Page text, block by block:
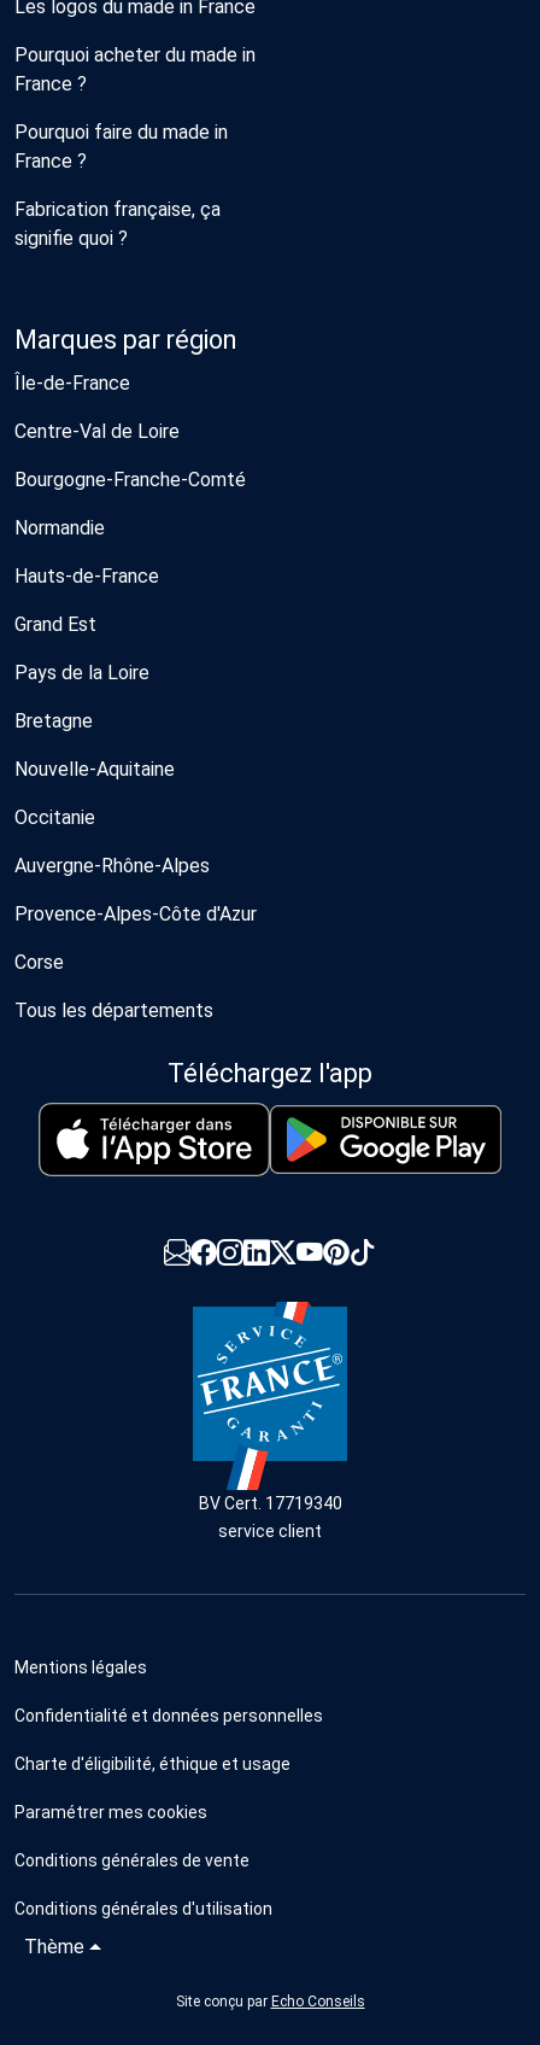
Les logos du made in France
Pourquoi acheter du made in
France ?
Pourquoi faire du made in
France ?
Fabrication française, ça
signifie quoi ?
Marques par région
Île-de-France
Centre-Val de Loire
Bourgogne-Franche-Comté
Normandie
Hauts-de-France
Grand Est
Pays de la Loire
Bretagne
Nouvelle-Aquitaine
Occitanie
Auvergne-Rhône-Alpes
Provence-Alpes-Côte d'Azur
Corse
Tous les départements
Téléchargez l'app
BV Cert. 17719340
service client
Mentions légales
Confidentialité et données personnelles
Charte d'éligibilité, éthique et usage
Paramétrer mes cookies
Conditions générales de vente
Conditions générales d'utilisation
Thème
Site conçu par Echo Conseils